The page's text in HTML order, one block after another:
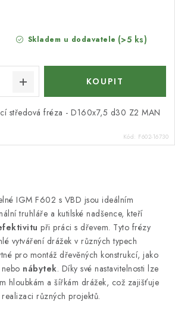
Skladem u dodavatele (>5 ks)
středová fréza - D160x7,5 d30 Z2 MAN
Kód: F602-16730
IGM F602 s VBD jsou ideálním
truhláře a kutilské nadšence, kteří
při práci s dřevem. Tyto frézy
vytváření drážek v různých typech
pro montáž dřevěných konstrukcí, jako
nebo nábytek. Díky své nastavitelnosti lze
hloubkám a šířkám drážek, což zajišťuje
různých projektů.